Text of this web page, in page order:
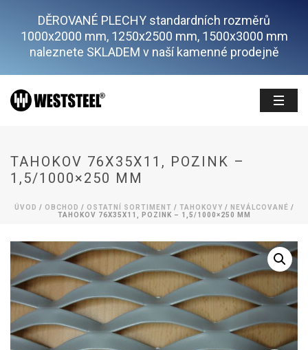
DĚROVANÉ PLECHY standardních rozměrů
1000x2000 mm, 1250x2500 mm, 1500x3000 mm
naleznete SKLADEM v naší kamenné prodejně
TAHOKOV 76X35X11, POZINK –
1,5/1000×250 MM
ÚVOD / OBCHOD / OSTATNÍ SORTIMENT / TAHOKOVY / NEVÁLCOVANÉ /
TAHOKOV 76X35X11, POZINK – 1,5/1000×250 MM